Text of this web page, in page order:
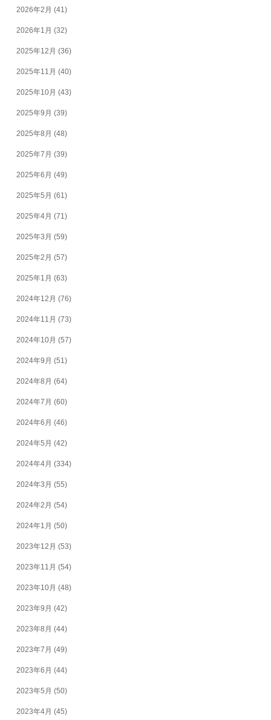
2026年2月 (41)
2026年1月 (32)
2025年12月 (36)
2025年11月 (40)
2025年10月 (43)
2025年9月 (39)
2025年8月 (48)
2025年7月 (39)
2025年6月 (49)
2025年5月 (61)
2025年4月 (71)
2025年3月 (59)
2025年2月 (57)
2025年1月 (63)
2024年12月 (76)
2024年11月 (73)
2024年10月 (57)
2024年9月 (51)
2024年8月 (64)
2024年7月 (60)
2024年6月 (46)
2024年5月 (42)
2024年4月 (334)
2024年3月 (55)
2024年2月 (54)
2024年1月 (50)
2023年12月 (53)
2023年11月 (54)
2023年10月 (48)
2023年9月 (42)
2023年8月 (44)
2023年7月 (49)
2023年6月 (44)
2023年5月 (50)
2023年4月 (45)